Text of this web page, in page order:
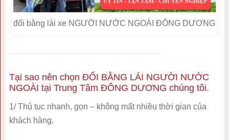
đổi bằng lái xe NGƯỜI NƯỚC NGOÀI ĐÔNG DƯƠNG
Tại sao nên chọn ĐỔI BẰNG LÁI NGƯỜI NƯỚC
NGOÀI tại Trung Tâm ĐÔNG DƯƠNG chúng tôi.
1/ Thủ tục nhanh, gọn – không mất nhiều thời gian của
khách hàng.